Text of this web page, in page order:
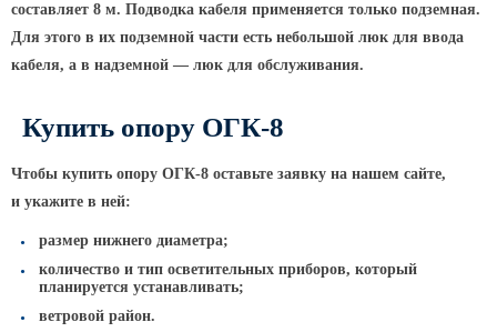
ПФГ Опоры граненые
складывающиеся фланцевые
Опоры контактной сети
фланцевая граненая
Опоры граненые силовые
контактной сети (ОГСКС)
МОГК Молниеотводы гранёные
Высокомачтовые опоры
составляет 8 м. Подводка кабеля применяется только подземная.
Для этого в их подземной части есть небольшой люк для ввода
кабеля, а в надземной — люк для обслуживания.
Купить опору ОГК-8
Чтобы купить опору ОГК-8 оставьте заявку на нашем сайте,
и укажите в ней:
размер нижнего диаметра;
количество и тип осветительных приборов, который
планируется устанавливать;
ветровой район.